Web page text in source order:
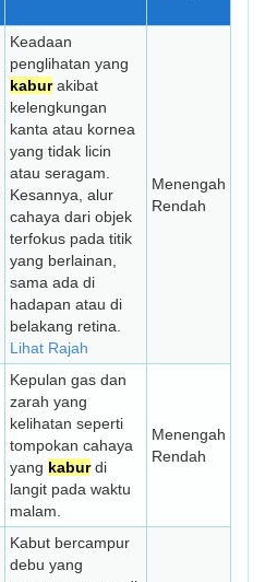
Keadaan
penglihatan yang
kaburakibat
kelengkungan
kanta atau kornea
yang tidak licin
atau seragam.
Kesannya, alur
cahaya dari objek
terfokus pada titik
yang berlainan,
sama ada di
hadapan atau di
belakang retina.
Lihat Rajah
Menengah
Rendah
Kepulan gas dan
zarah yang
kelihatan seperti
tompokan cahaya
yang kaburdi
langit pada waktu
malam.
Menengah
Rendah
Kabut bercampur
debu yang